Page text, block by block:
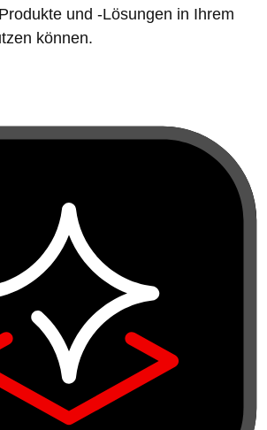
und -Lösungen in Ihrem
können.